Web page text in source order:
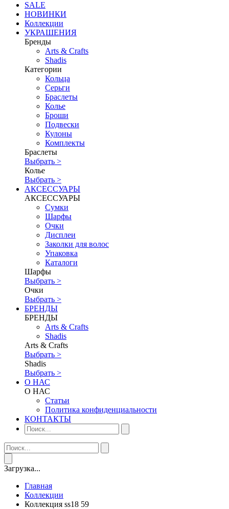
SALE
НОВИНКИ
Коллекции
УКРАШЕНИЯ
Бренды
Аrts & Сrafts
Shadis
Категории
Кольца
Серьги
Браслеты
Колье
Броши
Подвески
Кулоны
Комплекты
Браслеты
Выбрать >
Колье
Выбрать >
АКСЕССУАРЫ
АКСЕССУАРЫ
Сумки
Шарфы
Очки
Дисплеи
Заколки для волос
Упаковка
Каталоги
Шарфы
Выбрать >
Очки
Выбрать >
БРЕНДЫ
БРЕНДЫ
Аrts & Сrafts
Shadis
Аrts & Сrafts
Выбрать >
Shadis
Выбрать >
О НАС
О НАС
Статьи
Политика конфиденциальности
КОНТАКТЫ
Загрузка...
Главная
Коллекции
Коллекция ss18 59